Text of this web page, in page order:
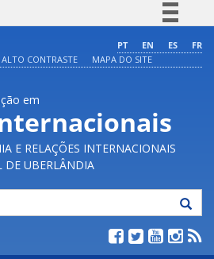
Comunica BR
Acesso à informação
Legislação
PT EN ES
FR
ALTO CONTRASTE MAPA DO SITE
em
E RELAÇÕES INTERNACIONAIS
DE UBERLÂNDIA